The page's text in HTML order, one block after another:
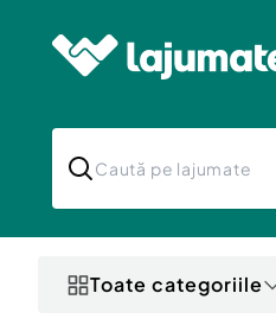
Toate categoriile